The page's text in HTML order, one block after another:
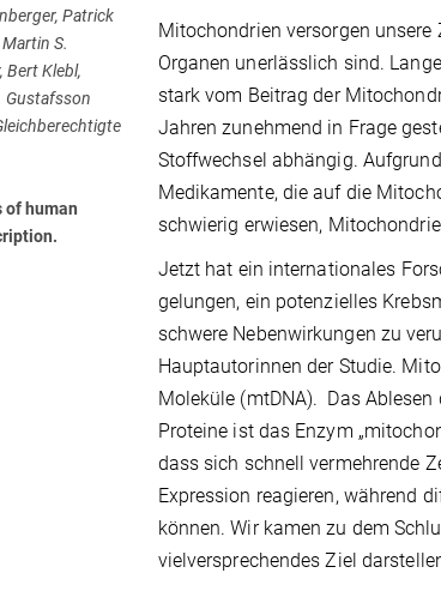
Mitochondrien versorgen
Organen unerlässlich sind.
stark vom Beitrag der
Jahren zunehmend in Frage
Stoffwechsel abhängig.
Medikamente, die auf die
schwierig erwiesen,
Jetzt hat ein internationales
gelungen, ein potenzielles
schwere Nebenwirkungen zu
Hauptautorinnen der Studie.
Moleküle (mtDNA). Das
Proteine ist das Enzym
dass sich schnell vermehrende
Expression reagieren, während
können. Wir kamen zu dem
vielversprechendes Ziel
Patrick
S.
Bert Klebl,
Gustafsson
human